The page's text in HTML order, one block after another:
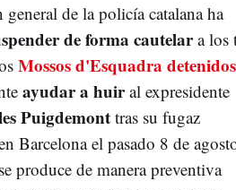
de la policía catalana ha
de forma cautelara los
Mossos d'Esquadra detenidos
ayudar a huiral expresidente
Puigdemont tras su fugaz
Barcelona el pasado 8 de
produce de manera preventiva